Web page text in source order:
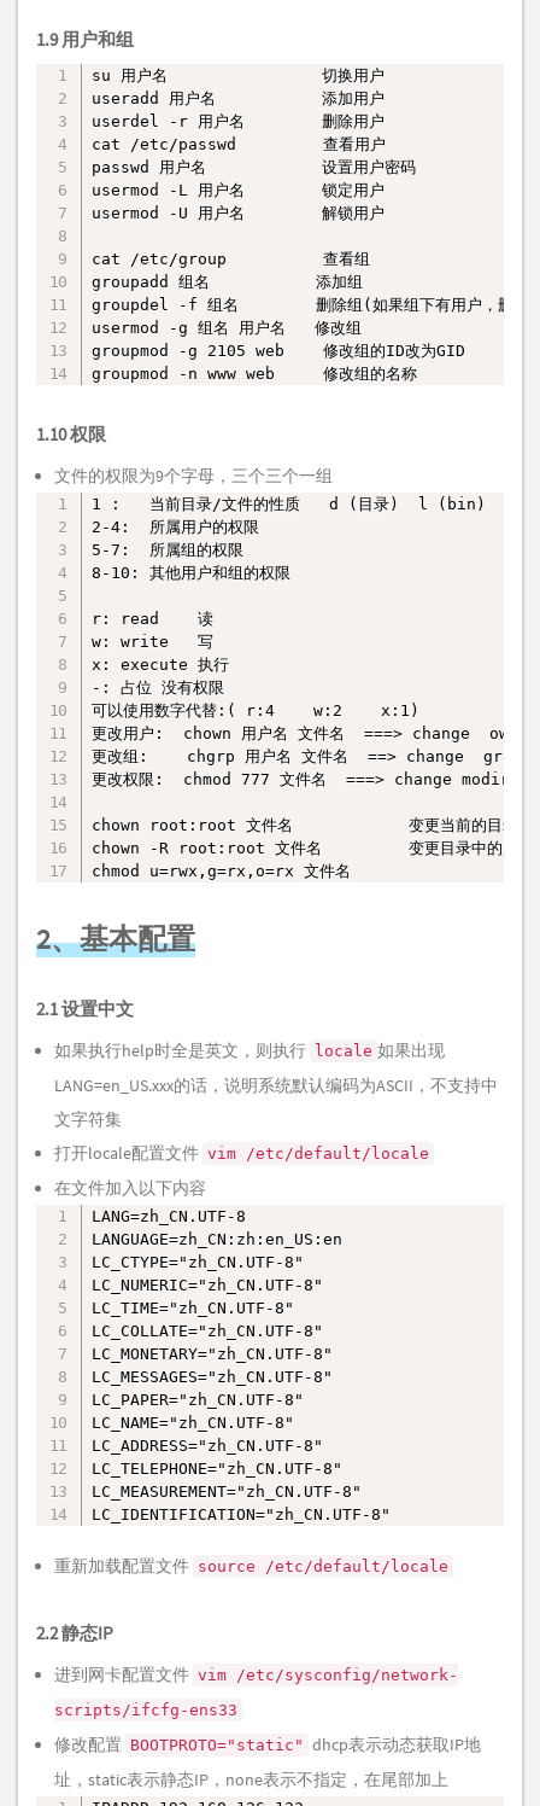
1.9 用户和组
su 用户名                切换用户
useradd 用户名           添加用户
userdel -r 用户名        删除用户
cat /etc/passwd         查看用户
passwd 用户名            设置用户密码
usermod -L 用户名        锁定用户
usermod -U 用户名        解锁用户
cat /etc/group          查看组
groupadd 组名           添加组
groupdel -f 组名        删除组(如果组下有用户，删除
usermod -g 组名 用户名   修改组
groupmod -g 2105 web    修改组的ID改为GID
groupmod -n www web     修改组的名称
1.10 权限
文件的权限为9个字母，三个三个一组
1 :   当前目录/文件的性质   d (目录)  l (bin)   -(
2-4:  所属用户的权限
5-7:  所属组的权限
8-10: 其他用户和组的权限
r: read    读
w: write   写
x: execute 执行
-: 占位 没有权限
可以使用数字代替:( r:4    w:2    x:1)
更改用户:  chown 用户名 文件名  ===> change  owner
更改组:    chgrp 用户名 文件名  ==> change  group
更改权限:  chmod 777 文件名  ===> change
chown root:root 文件名            变更当前的目录或文
chown -R root:root 文件名         变更目录中的所有子
chmod u=rwx,g=rx,o=rx 文件名
复制
2、基本配置
2.1 设置中文
如果执行help时全是英文，则执行 locale 如果出现
LANG=en_US.xxx的话，说明系统默认编码为ASCII，不支持中
文字符集
打开locale配置文件 vim /etc/default/locale
在文件加入以下内容
LANG=zh_CN.UTF-8
LANGUAGE=zh_CN:zh:en_US:en
LC_CTYPE="zh_CN.UTF-8"
LC_NUMERIC="zh_CN.UTF-8"
LC_TIME="zh_CN.UTF-8"
LC_COLLATE="zh_CN.UTF-8"
LC_MONETARY="zh_CN.UTF-8"
LC_MESSAGES="zh_CN.UTF-8"
LC_PAPER="zh_CN.UTF-8"
LC_NAME="zh_CN.UTF-8"
LC_ADDRESS="zh_CN.UTF-8"
LC_TELEPHONE="zh_CN.UTF-8"
LC_MEASUREMENT="zh_CN.UTF-8"
LC_IDENTIFICATION="zh_CN.UTF-8"
重新加载配置文件 source /etc/default/locale
2.2 静态IP
进到网卡配置文件 vim /etc/sysconfig/network-
scripts/ifcfg-ens33
修改配置 BOOTPROTO="static" dhcp表示动态获取IP地
址，static表示静态IP，none表示不指定，在尾部加上